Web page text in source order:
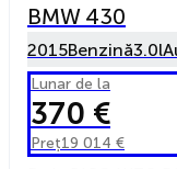
BMW 430
2015Benzină3.0l
Lunar de la
370 €
Preț19 014 €